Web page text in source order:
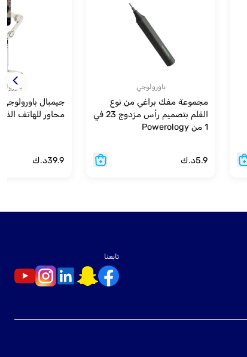
باورولوجي
مجموعة مفك براغي من نوع
القلم بتصميم رأس مزدوج 23 في
1 من Powerology
5.9د.ك
محاور للهاتف
39.9د.ك
تابعنا